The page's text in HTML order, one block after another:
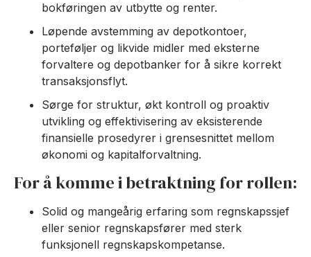
bokføringen av utbytte og renter.
Løpende avstemming av depotkontoer,
porteføljer og likvide midler med eksterne
forvaltere og depotbanker for å sikre korrekt
transaksjonsflyt.
Sørge for struktur, økt kontroll og proaktiv
utvikling og effektivisering av eksisterende
finansielle prosedyrer i grensesnittet mellom
økonomi og kapitalforvaltning.
For å komme i betraktning for rollen:
Solid og mangeårig erfaring som regnskapssjef
eller senior regnskapsfører med sterk
funksjonell regnskapskompetanse.